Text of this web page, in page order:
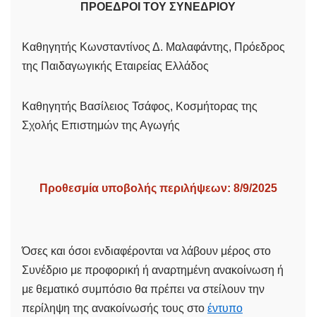
ΠΡΟΕΔΡΟΙ ΤΟΥ ΣΥΝΕΔΡΙΟΥ
Καθηγητής Κωνσταντίνος Δ. Μαλαφάντης, Πρόεδρος
της Παιδαγωγικής Εταιρείας Ελλάδος
Καθηγητής Βασίλειος Τσάφος, Κοσμήτορας της
Σχολής Επιστημών της Αγωγής
Προθεσμία υποβολής περιλήψεων: 8/9/2025
Όσες και όσοι ενδιαφέρονται να λάβουν μέρος στο
Συνέδριο με προφορική ή αναρτημένη ανακοίνωση ή
με θεματικό συμπόσιο θα πρέπει να στείλουν την
περίληψη της ανακοίνωσής τους στο έντυπο